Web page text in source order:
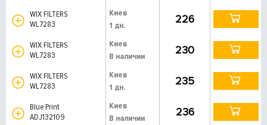
WIX FILTERS
WL7283
Киев
1 дн.
226
WIX FILTERS
WL7283
Киев
В наличии
230
WIX FILTERS
WL7283
Киев
1 дн.
235
Blue Print
ADJ132109
Киев
В наличии
236